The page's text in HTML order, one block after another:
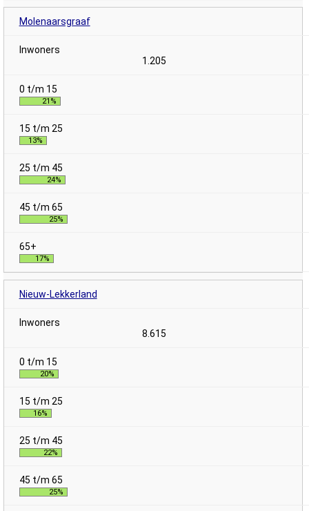
Molenaarsgraaf
1.205
21%
13%
24%
25%
17%
Nieuw-Lekkerland
8.615
20%
16%
22%
25%